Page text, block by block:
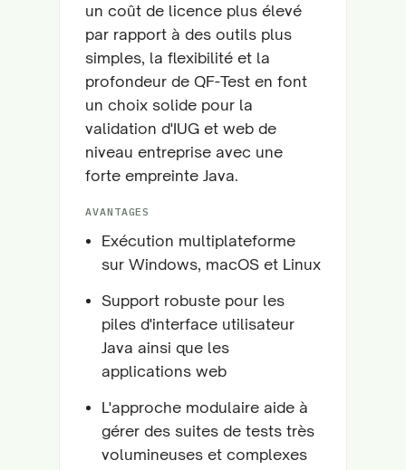
un coût de licence plus élevé
par rapport à des outils plus
simples, la flexibilité et la
profondeur de QF-Test en font
un choix solide pour la
validation d'IUG et web de
niveau entreprise avec une
forte empreinte Java.
AVANTAGES
Exécution multiplateforme
sur Windows, macOS et Linux
Support robuste pour les
piles d'interface utilisateur
Java ainsi que les
applications web
L'approche modulaire aide à
gérer des suites de tests très
volumineuses et complexes